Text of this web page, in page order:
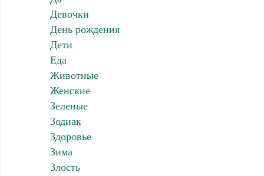
Девочки
День рождения
Дети
Еда
Животные
Женские
Зеленые
Зодиак
Здоровье
Зима
Злость